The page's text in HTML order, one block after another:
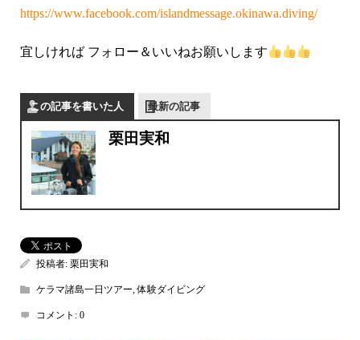
https://www.facebook.com/islandmessage.okinawa.diving/
宜しければ フォロー＆いいねお願いします
この記事を書いた人 最新の記事
栗田実和
投稿者: 栗田実和
ケラマ諸島一日ツアー,体験ダイビング
コメント: 0